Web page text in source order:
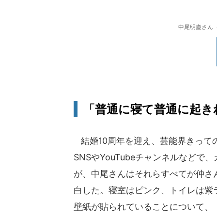
中尾明慶さん
「普通に寝て普通に起
結婚10周年を迎え、芸能界きって
SNSやYouTubeチャンネルなどで
が、中尾さんはそれらすべてが仲
白した。寝室はピンク、トイレは
壁紙が貼られていることについて